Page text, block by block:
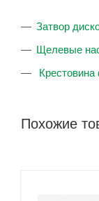
Затвор
Щелевые
Похожие